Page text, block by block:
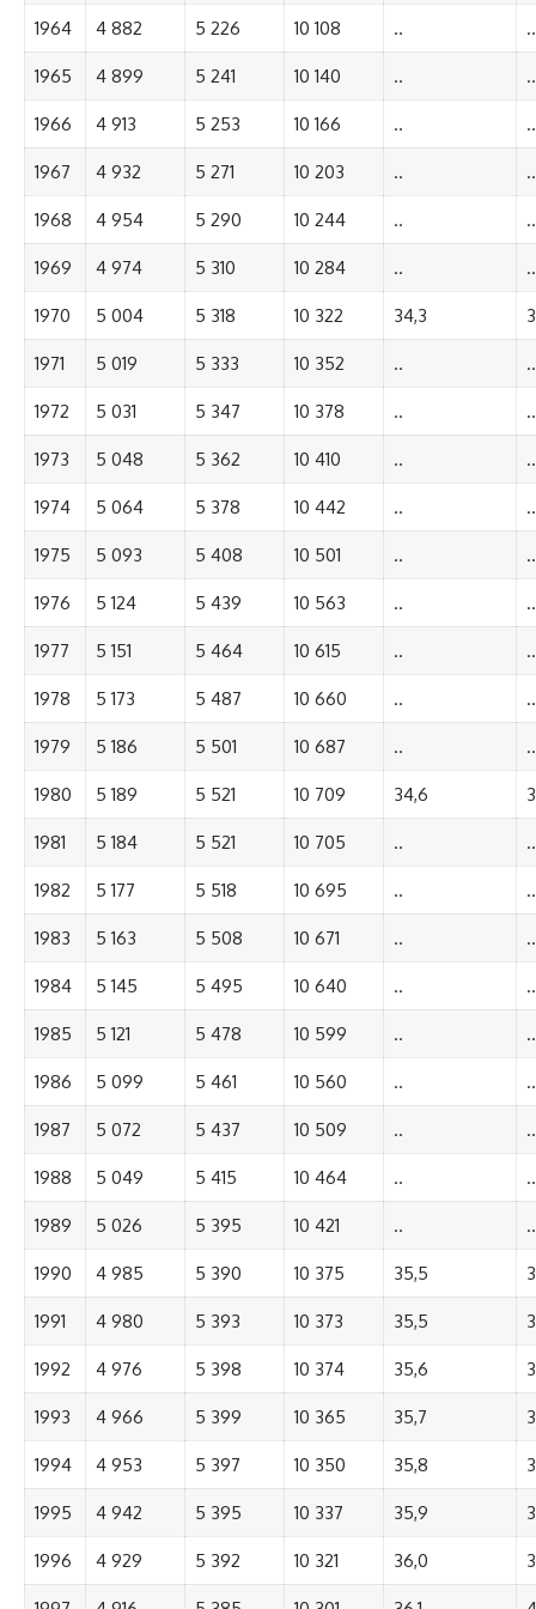
1964 4 882 5 226 10 108 .. ..
1965 4 899 5 241 10 140 .. ..
1966 4 913 5 253 10 166 .. ..
1967 4 932 5 271 10 203 .. ..
1968 4 954 5 290 10 244 .. ..
1969 4 974 5 310 10 284 .. ..
1970 5 004 5 318 10 322 34,3
1971 5 019 5 333 10 352 .. ..
1972 5 031 5 347 10 378 .. ..
1973 5 048 5 362 10 410 .. ..
1974 5 064 5 378 10 442 .. ..
1975 5 093 5 408 10 501 .. ..
1976 5 124 5 439 10 563 .. ..
1977 5 151 5 464 10 615 .. ..
1978 5 173 5 487 10 660 .. ..
1979 5 186 5 501 10 687 .. ..
1980 5 189 5 521 10 709 34,6
1981 5 184 5 521 10 705 .. ..
1982 5 177 5 518 10 695 .. ..
1983 5 163 5 508 10 671 .. ..
1984 5 145 5 495 10 640 .. ..
1985 5 121 5 478 10 599 .. ..
1986 5 099 5 461 10 560 .. ..
1987 5 072 5 437 10 509 .. ..
1988 5 049 5 415 10 464 .. ..
1989 5 026 5 395 10 421 .. ..
1990 4 985 5 390 10 375 35,5
1991 4 980 5 393 10 373 35,5
1992 4 976 5 398 10 374 35,6
1993 4 966 5 399 10 365 35,7
1994 4 953 5 397 10 350 35,8
1995 4 942 5 395 10 337 35,9
1996 4 929 5 392 10 321 36,0